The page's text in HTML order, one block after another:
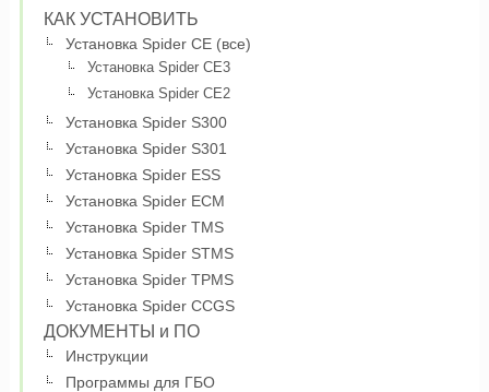
КАК УСТАНОВИТЬ
Установка Spider CE (все)
Установка Spider CE3
Установка Spider CE2
Установка Spider S300
Установка Spider S301
Установка Spider ESS
Установка Spider ECM
Установка Spider TMS
Установка Spider STMS
Установка Spider TPMS
Установка Spider CCGS
ДОКУМЕНТЫ и ПО
Инструкции
Программы для ГБО